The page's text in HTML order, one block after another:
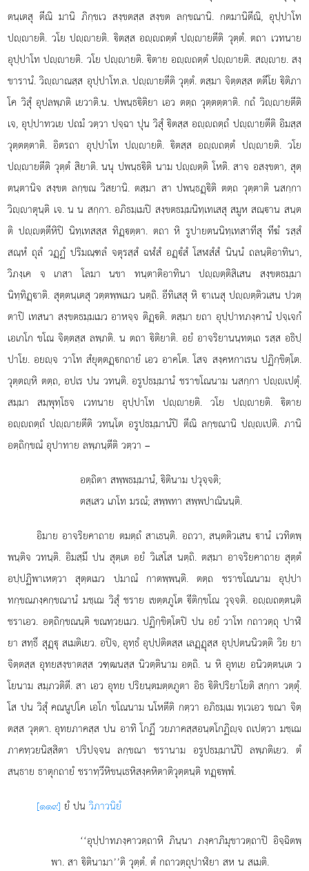
ตนฺเตสุ ตีณิ มานิ ภิกฺขเว สงฺขตสฺส สงฺขต ลกฺขณานิ. กตมานิตีณิ, อุปฺปาโท
ปฺายติ. วโย ปฺายติ. ิตสฺส อฺถตฺตํ ปฺายตีติ วุตฺตํ. ตถา เวทนาย
อุปฺปาโท ปฺายติ. วโย ปฺายติ. ิตาย อฺถตฺตํ ปฺายติ. สฺาย. สงฺ
ขารานํ. วิฺาณสฺส อุปฺปาโท.ล. ปฺายตีติ วุตฺตํ. ตสฺมา จิตฺตสฺส ตตีโย ิติภา
โค วิสุํ อุปลพฺภติ เยวาติ.น. ปพนฺธิติยา เอว ตตฺถ วุตฺตตฺตาติ. กถํ วิฺายตีติ
เจ, อุปฺปาทวเย ปถมํ วตฺวา ปจฺฉา ปุน วิสุํ ิตสฺส อฺถตฺถํ ปฺายตีติ อิมสฺส
วุตฺตตฺตาติ. อิตรถา อุปฺปาโท ปฺายติ. ิตสฺส อฺถตฺตํ ปฺายติ. วโย
ปฺายตีติ วุตฺตํ สิยาติ. นนุ ปพนฺธิติ นาม ปฺตฺติ โหติ. สาจ อสงฺขตา, สุตฺ
ตนฺตานิจ สงฺขต ลกฺขณ วิสยานิ. ตสฺมา สา ปพนฺธฏฺิติ ตตฺถ วุตฺตาติ นสกฺกา
วิฺาตุนฺติ เจ. น น สกฺกา. อภิธมฺเมปิ สงฺขตธมฺมนิทฺเทเสสุ สมูห สณฺาน สนฺต
ติ ปฺตฺตีหิปิ นิทฺเทสสฺส ทิฏฺตฺตา. ตถา หิ รูปายตนนิทฺเทสาทีสุ ทีฆํ รสฺสํ
สณฺหํ ถุลํ วฏฺฏํ ปริมณฺฑลํ จตุรสฺสํ ฉฬํสํ อฏฺํสํ โสฬสํสํ นินฺนํ ถลนฺติอาทินา,
วิภงฺเค จ เกสา โลมา นขา ทนฺตาติอาทินา ปฺตฺติสิเสน สงฺขตธมฺมา
นิทฺทิฏฺาติ. สุตฺตนฺเตสุ วตฺตพฺพเมว นตฺถิ. อีทิเสสุ หิ าเนสุ ปฺตฺติวเสน ปวตฺ
ตาปิ เทสนา สงฺขตธมฺมเมว อาหจฺจ ติฏฺติ. ตสฺมา ยถา อุปฺปาทภงฺคานํ ปจฺเจกํ
เอเกโก ขโณ จิตฺตสฺส ลพฺภติ. น ตถา ิติยาติ. อยํ อาจริยานนฺทตฺเถ รสฺส อธิปฺ
ปาโย. อยฺจ วาโท สํยุตฺตฏฺกถายํ เอว อาคโต. โสจ สงฺคหกาเรน ปฏิกฺขิตฺโต.
วุตฺตฺหิ ตตฺถ, อปเร ปน วทนฺติ. อรูปธมฺมานํ ชราขโณนาม นสกฺกา ปฺเปตุํ.
สมฺมา สมฺพุทฺโธจ เวทนาย อุปฺปาโท ปฺายติ. วโย ปฺายติ. ิตาย
อฺถตฺถํ ปฺายตีติ วทนฺโต อรูปธมฺมานํปิ ตีณิ ลกฺขณานิ ปฺเปติ. ภานิ
อตฺถิกฺขณํ อุปาทาย ลพฺภนฺตีติ วตฺวา –
อตฺถิตา สพฺพธมฺมานํ, ิตินาม ปวุจฺจติ;
ตสฺเสว เภโท มรณํ; สพฺพทา สพฺพปาณินนฺติ.
อิมาย อาจริยคาถาย ตมตฺถํ สาเธนฺติ. อถวา, สนฺตติวเสน านํ เวทิตพฺ
พนฺติจ วทนฺติ. อิมสฺมึ ปน สุตฺเต อยํ วิเสโส นตฺถิ. ตสฺมา อาจริยคาถาย สุตฺตํ
อปฺปฏิพาเหตฺวา สุตฺตเมว ปมาณํ กาตพฺพนฺติ. ตตฺถ ชราขโณนาม อุปฺปา
ทกฺขณภงฺคกฺขณานํ มชฺเฌ วิสุํ ชราย เขตฺตภูโต ีติกฺขโณ วุจฺจติ. อฺถตฺตนฺติ
ชราเอว. อตฺถิกฺขณนฺติ ขณทฺวยเมว. ปฏิกฺขิตฺโตปิ ปน อยํ วาโท กถาวตฺถุ ปาฬิ
ยา สทฺธึ สุฏฺุ สเมติเยว. อปิจ, อุทฺธํ อุปฺปติตสฺส เลฏฺฏุสฺส อุปฺปตนนิวตฺติ วิย ยา
จิตฺตสฺส อุทยสงฺขาตสฺส วฑฺฒนสฺส นิวตฺตินาม อตฺถิ. น หิ อุทเย อนิวตฺตนฺเต ว
โยนาม สมฺภวติตี. สา เอว อุทย ปริยนฺตมตฺตภูตา อิธ ิติปริยาโยติ สกฺกา วตฺตุํ.
โส ปน วิสุํ คณนูปโค เอโก ขโณนาม นโหตีติ กตฺวา อภิธมฺเม ทฺเวเอว ขณา จิตฺ
ตสฺส วุตฺตา. อุทยภาคสฺส ปน อาทิ โกฏึ วยภาคสฺสอนฺตโกฏิฺจ ถเปตฺวา มชฺเฌ
ภาคทฺวยนิสฺสิตา ปริปจฺจน ลกฺขณา ชรานาม อรูปธมฺมานํปิ ลพฺภติเยว. ตํ
สนฺธาย ธาตุกถายํ ชราทฺวีหิขนฺเธหิสงฺคหิตาติวุตฺตนฺติ ทฏฺพฺพํ.
[๑๑๙] ยํ ปนวิภาวนิยํ
‘‘อุปฺปาทภงฺคาวตฺถาหิ ภินฺนา ภงฺคาภิมุขาวตฺถาปิ อิจฺฉิตพฺ
พา. สา ิตินามา’’ติ วุตฺตํ. ตํ กถาวตฺถุปาฬิยา สห น สเมติ.